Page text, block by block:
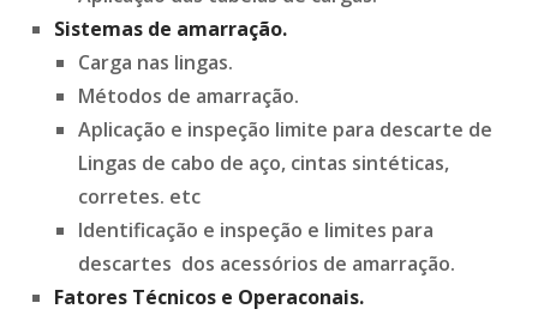
Sistemas de amarração.
Carga nas lingas.
Métodos de amarração.
Aplicação e inspeção limite para descarte de
Lingas de cabo de aço, cintas sintéticas,
corretes. etc
Identificação e inspeção e limites para
descartes dos acessórios de amarração.
Fatores Técnicos e Operaconais.